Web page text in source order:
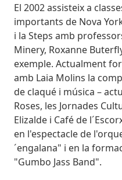
El 2002 assisteix a
importants de Nova
i la Steps amb
Minery, Roxanne
exemple. Actualment
amb Laia Molins la
de claqué i música –
Roses, les Jornades
Elizalde i Café de
en l'espectacle de
´engalana" i en la
"Gumbo Jass Band".